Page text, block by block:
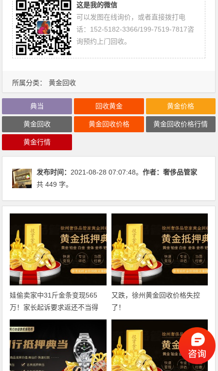
所属分类： 黄金回收
这是我的微信
可以发图在线询价，或者直接拨打电
话：152-5182-3366/199-7519-7817咨
询预约上门回收。
典当 回收黄金 黄金价格
黄金回收 黄金回收价格 黄金回收价格行情
黄金行情
发布时间： 2021-08-28 07:07:48。作者：奢侈品管家
共 449 字。
娃偷卖家中31斤金条变现565
万！家长起诉要求返还不当得
利！
又跌，徐州黄金回收价格失控
了！